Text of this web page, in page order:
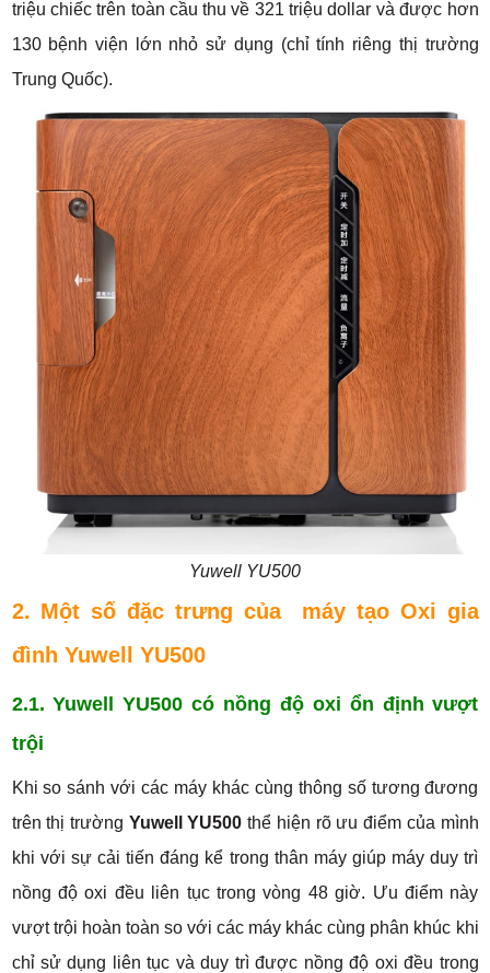
triệu chiếc trên toàn cầu thu về 321 triệu dollar và được hơn
130 bệnh viện lớn nhỏ sử dụng (chỉ tính riêng thị trường
Trung Quốc).
Yuwell YU500
2. Một số đặc trưng của máy tạo Oxi gia
đình Yuwell YU500
2.1. Yuwell YU500 có nồng độ oxi ổn định vượt
trội
Khi so sánh với các máy khác cùng thông số tương đương
trên thị trường Yuwell YU500 thể hiện rõ ưu điểm của mình
khi với sự cải tiến đáng kể trong thân máy giúp máy duy trì
nồng độ oxi đều liên tục trong vòng 48 giờ. Ưu điểm này
vượt trội hoàn toàn so với các máy khác cùng phân khúc khi
chỉ sử dụng liên tục và duy trì được nồng độ oxi đều trong